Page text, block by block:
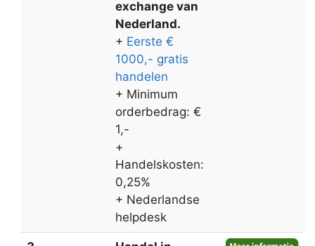
exchange van
Nederland.
+ Eerste €
1000,- gratis
handelen
+ Minimum
orderbedrag: €
1,-
+
Handelskosten:
0,25%
+ Nederlandse
helpdesk